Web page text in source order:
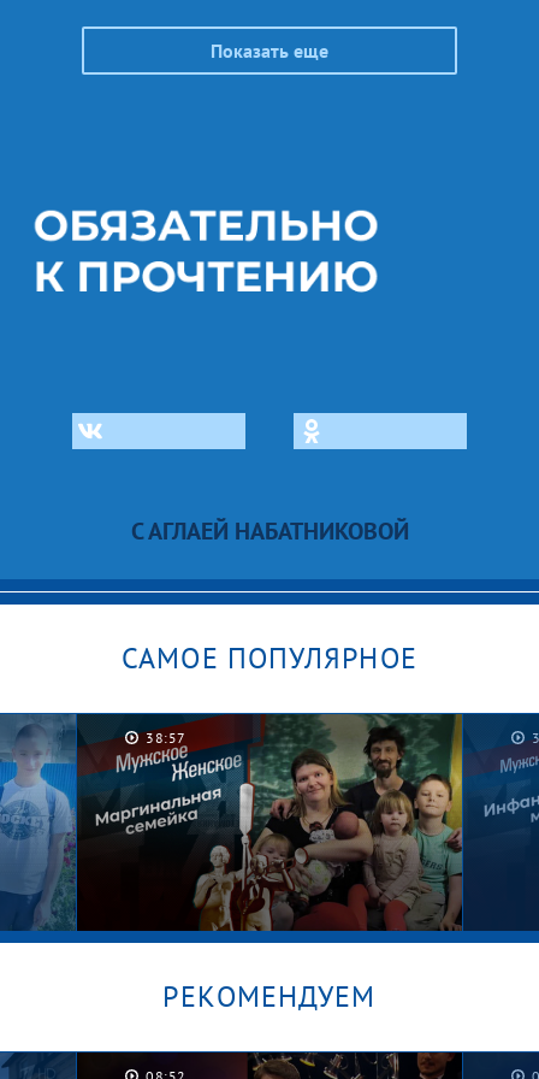
Показать еще
С АГЛАЕЙ НАБАТНИКОВОЙ
САМОЕ ПОПУЛЯРНОЕ
38:57
РЕКОМЕНДУЕМ